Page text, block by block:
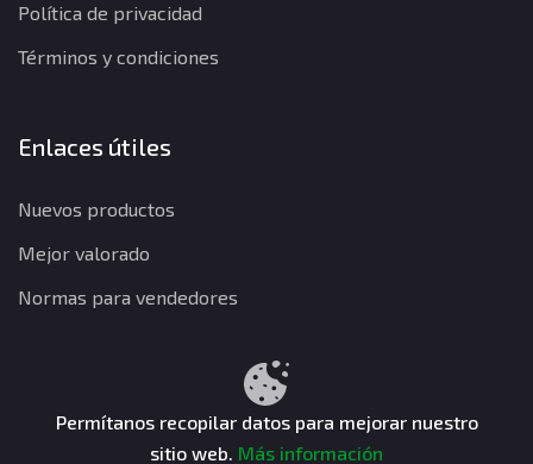
Política de privacidad
Términos y condiciones
Enlaces útiles
Nuevos productos
Mejor valorado
Normas para vendedores
Términos y condiciones
CuentasGO © 2026. Todos los derechos reservados.
Permítanos recopilar datos para mejorar nuestro
sitio web. Más información